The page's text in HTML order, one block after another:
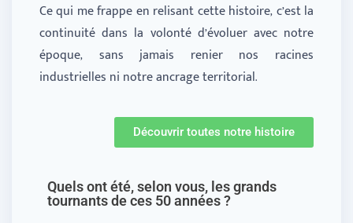
Ce qui me frappe en relisant cette histoire, c’est la
continuité dans la volonté d’évoluer avec notre
époque, sans jamais renier nos racines
industrielles ni notre ancrage territorial.
Découvrir toutes notre histoire
Quels ont été, selon vous, les grands
tournants de ces 50 années ?